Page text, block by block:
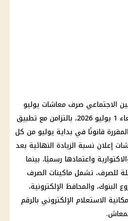
الاجتماعي صرف معاشات يوليو
2026 اعتبارًا من يوم الأربعاء 1 يوليو 2026، بالتزامن مع تطبيق
قانونًا في بداية يوليو من كل
إعلان نسبة الزيادة النهائية بعد
واعتمادها رسميًا، بينما
للصرف، تشمل ماكينات الصرف
البنوك، والمحافظ الإلكترونية،
الاستعلام الإلكتروني بالرقم